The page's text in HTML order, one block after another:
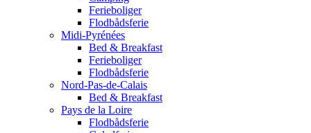
Ferieboliger
Flodbådsferie
Midi-Pyrénées
Bed & Breakfast
Ferieboliger
Flodbådsferie
Nord-Pas-de-Calais
Bed & Breakfast
Pays de la Loire
Flodbådsferie